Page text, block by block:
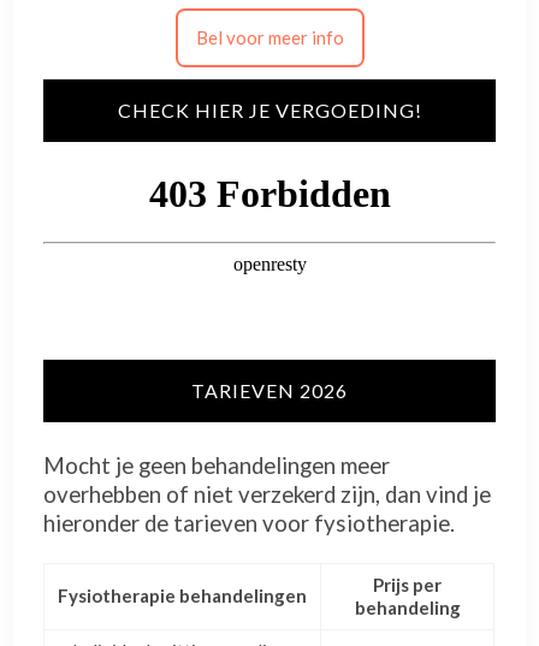
Bel voor meer info
CHECK HIER JE VERGOEDING!
TARIEVEN 2026
Mocht je geen behandelingen meer
overhebben of niet verzekerd zijn, dan vind je
hieronder de tarieven voor fysiotherapie.
Fysiotherapie behandelingen
Prijs per
behandeling